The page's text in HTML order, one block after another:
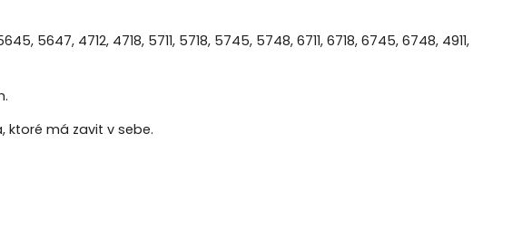
5645, 5647, 4712, 4718, 5711, 5718, 5745, 5748, 6711, 6718, 6745, 6748, 4911,
ktoré má zavit v sebe.